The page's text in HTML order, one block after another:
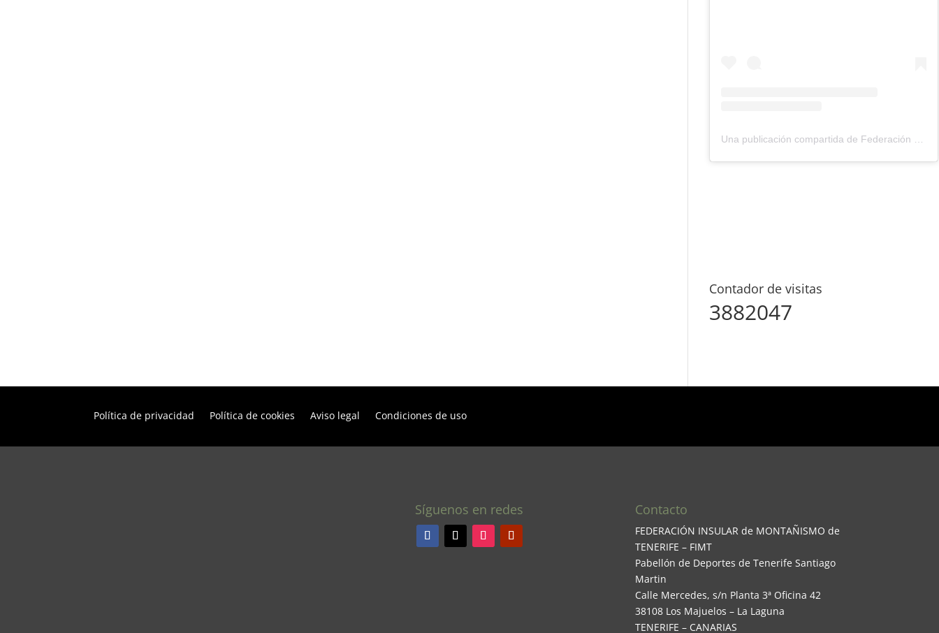
Contador de visitas
3882047
Política de privacidad Política de cookies Aviso legal Condiciones de uso
Síguenos en redes Contacto
FEDERACIÓN INSULAR de MONTAÑISMO de
TENERIFE – FIMT
Pabellón de Deportes de Tenerife Santiago
Martin
Calle Mercedes, s/n Planta 3ª Oficina 42
38108 Los Majuelos – La Laguna
TENERIFE – CANARIAS